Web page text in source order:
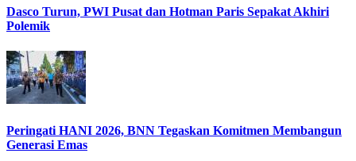
Dasco Turun, PWI Pusat dan Hotman Paris Sepakat Akhiri
Polemik
Peringati HANI 2026, BNN Tegaskan Komitmen Membangun
Generasi Emas